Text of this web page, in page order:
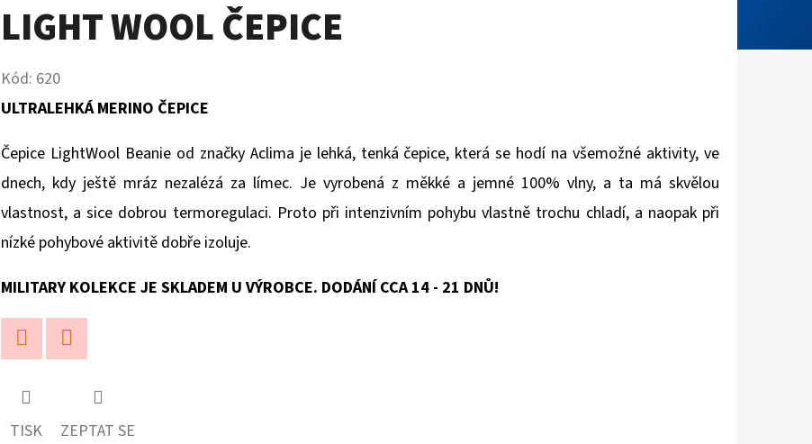
LIGHT WOOL ČEPICE
Kód: 620
ULTRALEHKÁ MERINO ČEPICE
Čepice LightWool Beanie od značky Aclima je lehká, tenká čepice, která se hodí na všemožné aktivity, ve
dnech, kdy ještě mráz nezalézá za límec. Je vyrobená z měkké a jemné 100% vlny, a ta má skvělou
vlastnost, a sice dobrou termoregulaci. Proto při intenzivním pohybu vlastně trochu chladí, a naopak při
nízké pohybové aktivitě dobře izoluje.
MILITARY KOLEKCE JE SKLADEM U VÝROBCE. DODÁNÍ CCA 14 - 21 DNŮ!
TISK ZEPTAT SE